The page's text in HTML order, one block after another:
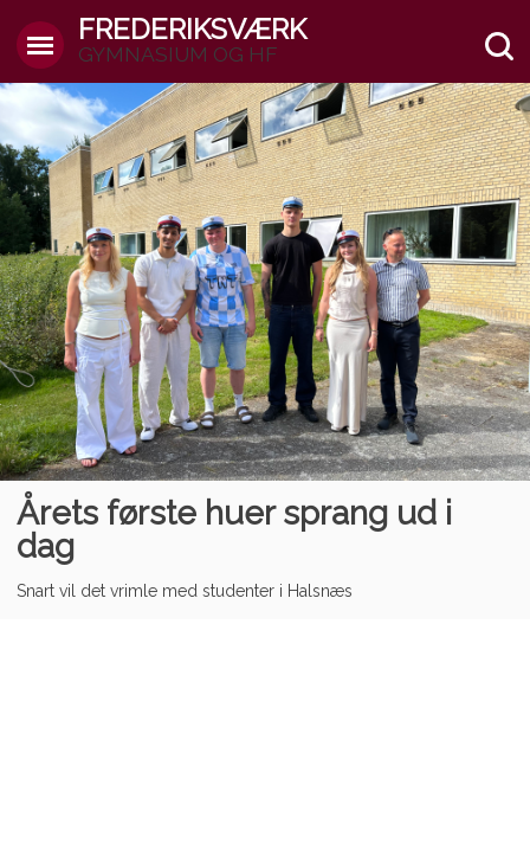
FREDERIKSVÆRK
GYMNASIUM OG HF
Årets første huer sprang ud i
dag
Snart vil det vrimle med studenter i Halsnæs